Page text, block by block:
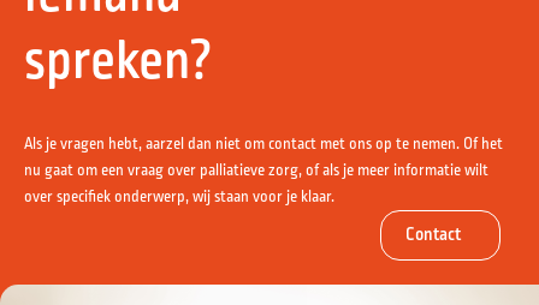
spreken?
Als je vragen hebt, aarzel dan niet om contact met ons op te nemen. Of het
nu gaat om een vraag over palliatieve zorg, of als je meer informatie wilt
over specifiek onderwerp, wij staan voor je klaar.
Contact